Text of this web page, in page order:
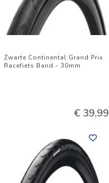
Zwarte Continental Grand Prix
Racefiets Band - 30mm
€ 39,99